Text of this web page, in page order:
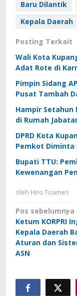
Baru Dilantik
Kepala Daerah
Posting Terkait
Wali Kota
Adat Rote di
Pimpin Sidang
Pusat Tambah
Hampir
di Rumah
DPRD Kota
Pemkot
Bupati TTU:
Kewenangan
oleh Hiro Tuames
Navigasi
pos
Pos sebelumnya
Ketum KORPRI
Kepala Daerah
Aturan dan
ASN